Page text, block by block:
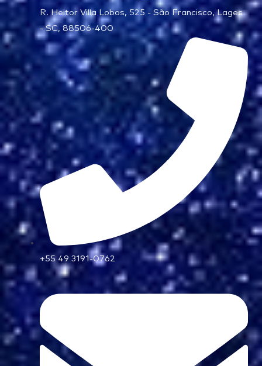
R. Heitor Villa Lobos, 525 - São Francisco, Lages
- SC, 88506-400
+55 49 3191-0762